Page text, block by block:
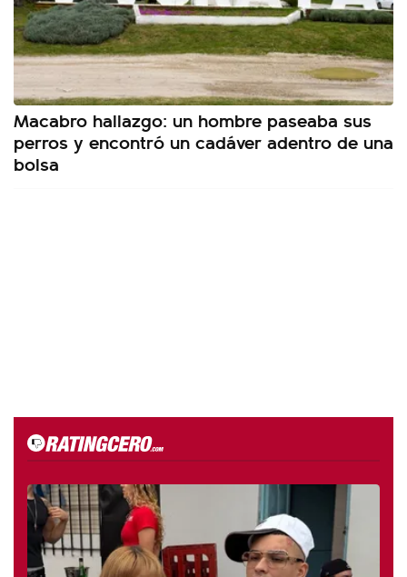
Macabro hallazgo: un hombre paseaba sus
perros y encontró un cadáver adentro de una
bolsa